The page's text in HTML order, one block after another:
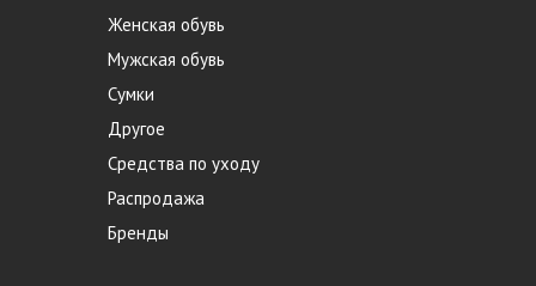
Женская обувь
Мужская обувь
Сумки
Другое
Средства по уходу
Распродажа
Бренды